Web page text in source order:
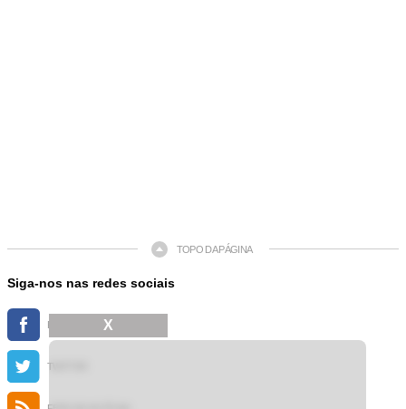
TOPO DA PÁGINA
Siga-nos nas redes sociais
FACEBOOK
TWITTER
X